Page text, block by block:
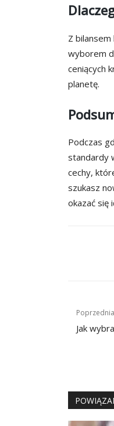
Z
wyborem
ceniących
planetę.
Podczas
standardy
cechy,
szukasz
okazać się
wpisu
Jak